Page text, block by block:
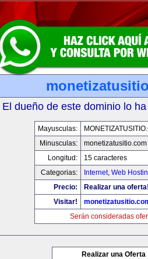
El dueño de este dominio lo
Mayusculas:
Minusculas:
monetizatusitio.com
Longitud:
15 caracteres
Categorias:
Internet, Web
Precio:
Realizar una
Visitar!
Serán consideradas
Realizar una Oferta